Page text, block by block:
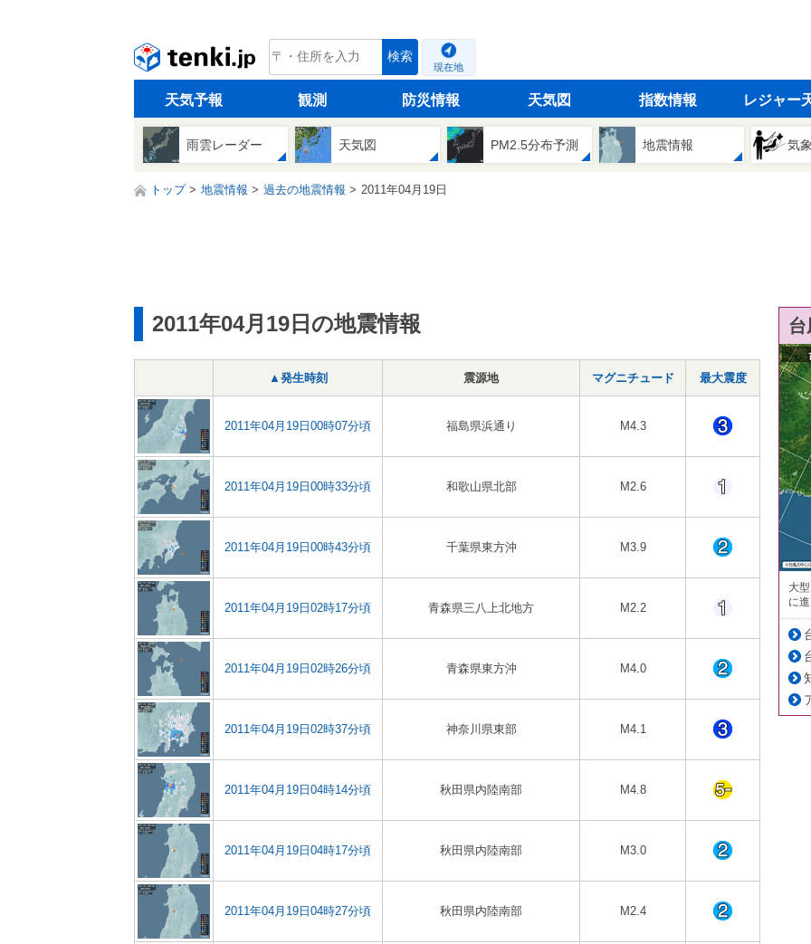
tenki.jp 検索
現在地
天気予報 観測 防災情報 天気図 指数情報 レジャー
雨雲レーダー 天気図 PM2.5分布予測 地震情報 気
トップ 地震情報 過去の地震情報 2011年04月19日
2011年04月19日の地震情報
▲発生時刻 震源地 マグニチュード 最大震度
2011年04月19日00時07分頃 福島県浜通り M4.3
2011年04月19日00時33分頃 和歌山県北部 M2.6
2011年04月19日00時43分頃 千葉県東方沖 M3.9
2011年04月19日02時17分頃 青森県三八上北地方 M2.2
2011年04月19日02時26分頃 青森県東方沖 M4.0
2011年04月19日02時37分頃 神奈川県東部 M4.1
2011年04月19日04時14分頃 秋田県内陸南部 M4.8
2011年04月19日04時17分頃 秋田県内陸南部 M3.0
2011年04月19日04時27分頃 秋田県内陸南部 M2.4
大
に